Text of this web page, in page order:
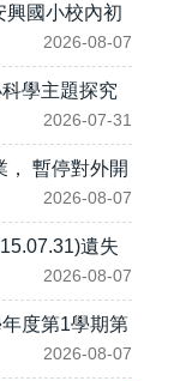
興國小校內初
2026-08-07
學主題探究
2026-07-31
， 暫停對外開
2026-08-07
遺失
2026-08-07
度第1學期第
2026-08-07